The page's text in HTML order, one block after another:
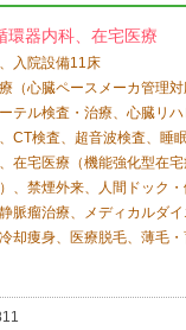
環器内科、在宅医療
入院設備11床
（心臓ペースメーカ管理対
テル検査・治療、心臓リハ
CT検査、超音波検査、睡
在宅医療（機能強化型在宅
、禁煙外来、人間ドック
脈瘤治療、メディカルダイ
却痩身、医療脱毛、薄毛